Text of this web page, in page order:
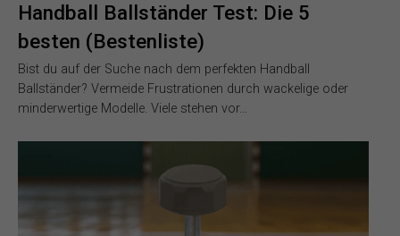
Handball Ballständer Test: Die 5
besten (Bestenliste)
Bist du auf der Suche nach dem perfekten Handball
Ballständer? Vermeide Frustrationen durch wackelige oder
minderwertige Modelle. Viele stehen vor…